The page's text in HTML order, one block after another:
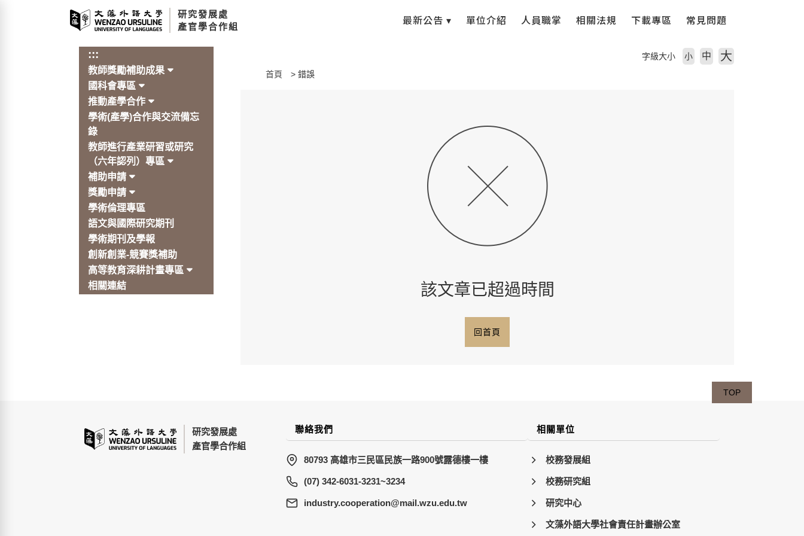
:::
教師獎勵補助成果
國科會專區
推動產學合作
學術(產學)合作與交流備忘
錄
教師進行產業研習或研究
（六年認列）專區
補助申請
獎勵申請
學術倫理專區
語文與國際研究期刊
學術期刊及學報
創新創業-競賽獎補助
高等教育深耕計畫專區
相關連結
首頁 錯誤
字級大小 小 中 大
該文章已超過時間
回首頁
研究發展處
產官學合作組
聯絡我們
80793 高雄市三民區民族一路900號露德樓一樓
(07) 342-6031-3231~3234
wt.ude.uzw.liam@noitarepooc.yrtsudni
相關單位
校務發展組
校務研究組
研究中心
文藻外語大學社會責任計畫辦公室
TOP
研究發展處
產官學合作組
最新公告 ▾ 單位介紹 人員職掌 相關法規 下載專區 常見問題